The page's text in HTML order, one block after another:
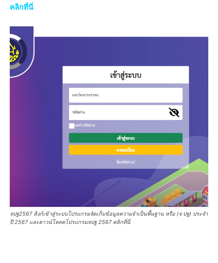
คลิกที่นี่
จปฐ2567 ลิงก์เข้าสู่ระบบโปรแกรมจัดเก็บข้อมูลความจำเป็นพื้นฐาน หรือ (จ ปฐ) ประจำ
ปี 2567 และดาวน์โหลดโปรแกรมจปฐ 2567 คลิกที่นี่